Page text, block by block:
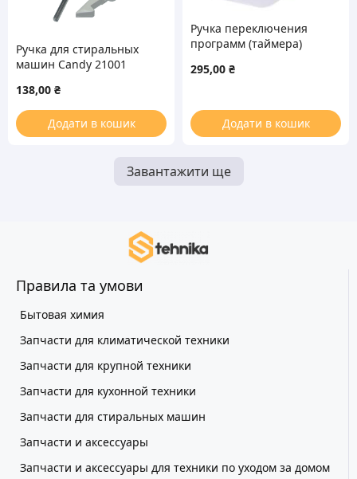
Ручка для стиральных
машин Candy 21001
138,00 ₴
Додати в кошик
Ручка переключения
программ (таймера)
WHIRLPOOL 40028
295,00 ₴
Додати в кошик
Завантажити ще
Правила та умови
Бытовая химия
Запчасти для климатической техники
Запчасти для крупной техники
Запчасти для кухонной техники
Запчасти для стиральных машин
Запчасти и аксессуары
Запчасти и аксессуары для техники по уходом за домом